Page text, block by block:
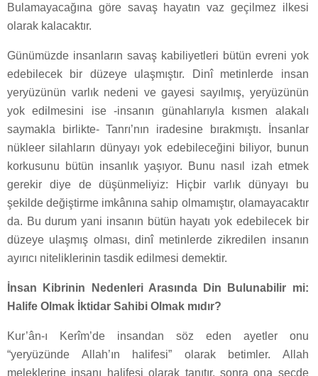
Bulamayacağına göre savaş hayatın vaz geçilmez ilkesi
olarak kalacaktır.
Günümüzde insanların savaş kabiliyetleri bütün evreni yok
edebilecek bir düzeye ulaşmıştır. Dinî metinlerde insan
yeryüzünün varlık nedeni ve gayesi sayılmış, yeryüzünün
yok edilmesini ise -insanın günahlarıyla kısmen alakalı
saymakla birlikte- Tanrı’nın iradesine bırakmıştı. İnsanlar
nükleer silahların dünyayı yok edebileceğini biliyor, bunun
korkusunu bütün insanlık yaşıyor. Bunu nasıl izah etmek
gerekir diye de düşünmeliyiz: Hiçbir varlık dünyayı bu
şekilde değiştirme imkânına sahip olmamıştır, olamayacaktır
da. Bu durum yani insanın bütün hayatı yok edebilecek bir
düzeye ulaşmış olması, dinî metinlerde zikredilen insanın
ayırıcı niteliklerinin tasdik edilmesi demektir.
İnsan Kibrinin Nedenleri Arasında Din Bulunabilir mi:
Halife Olmak İktidar Sahibi Olmak mıdır?
Kur’ân-ı Kerîm’de insandan söz eden ayetler onu
“yeryüzünde Allah’ın halifesi” olarak betimler. Allah
meleklerine insanı halifesi olarak tanıtır, sonra ona secde